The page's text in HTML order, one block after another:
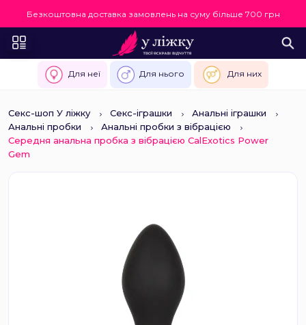
Безкоштовна доставка замовлень на суму більше 700 грн
Для неї Для нього Для них
Секс-шоп У ліжку Секс-іграшки
Анальні іграшки
Анальні пробки
Анальні пробки з вібрацією
Середня анальна пробка з вібрацією CalExotics Power
Gem